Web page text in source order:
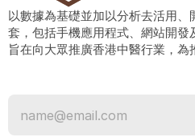
以數據為基礎並加以分析去活用
套，包括手機應用程式、網站開發
旨在向大眾推廣香港中醫行業，為